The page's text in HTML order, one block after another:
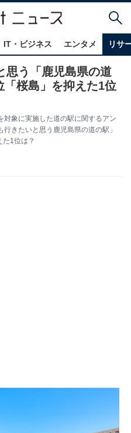
IT・ビジネス エンタメ リサ
思う「鹿児島県の道
桜島」を抑えた1位
象に実施した道の駅に関するアン
きたいと思う鹿児島県の道の駅」
1位は？